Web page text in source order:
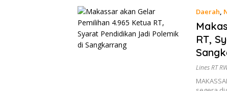
Daerah,
RT,
Lines RT